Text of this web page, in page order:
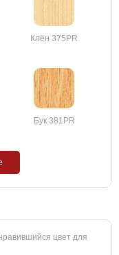
Клён 375PR
Бук 381PR
цвет для